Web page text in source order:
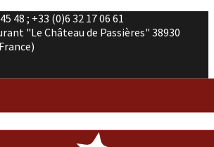
48 ; +33 (0)6 32 17 06 61
"Le Château de Passières" 38930